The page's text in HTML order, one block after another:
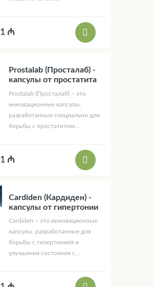
1 ₼
Prostalab (Просталаб) -
капсулы от простатита
Prostalab (Просталаб) – это
инновационные капсулы,
разработанные специально для
борьбы с простатитом...
1 ₼
Cardiden (Кардиден) -
капсулы от гипертонии
Cardiden – это инновационные
капсулы, разработанные для
борьбы с гипертонией и
улучшения состояния с...